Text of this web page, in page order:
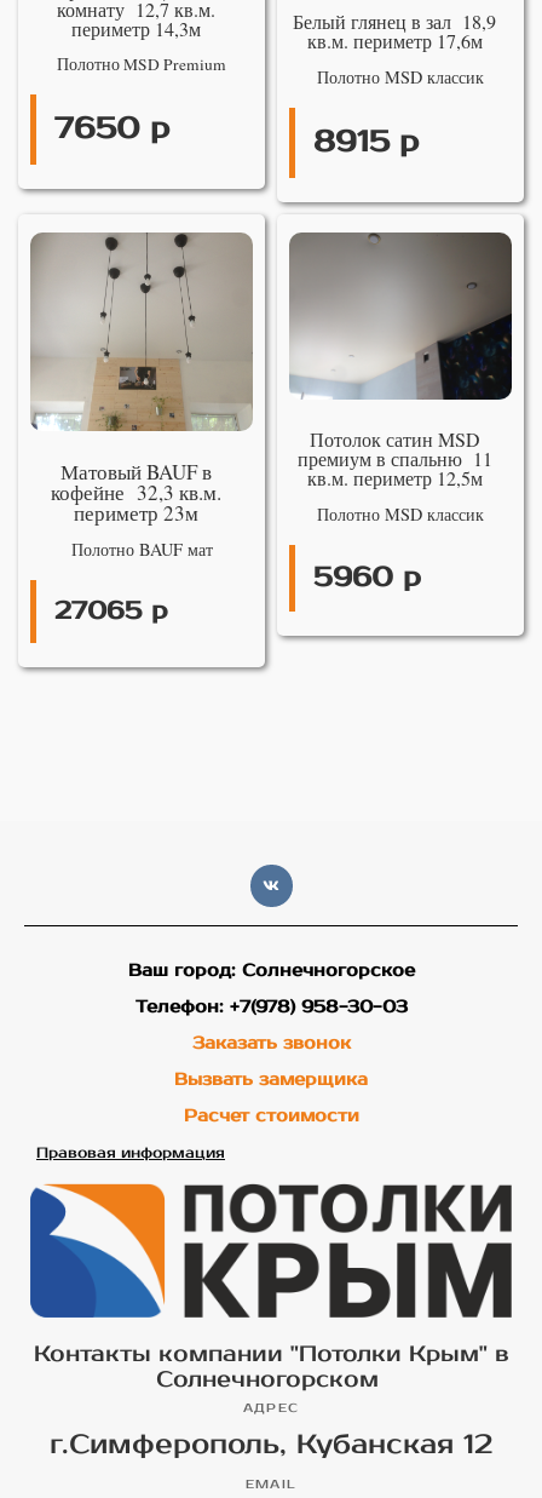
комнату 12,7 кв.м.
периметр 14,3м
Полотно MSD Premium
7650 р
Белый глянец в зал 18,9
кв.м. периметр 17,6м
Полотно MSD классик
8915 р
Матовый BAUF в
кофейне 32,3 кв.м.
периметр 23м
Полотно BAUF мат
27065 р
Потолок сатин MSD
премиум в спальню 11
кв.м. периметр 12,5м
Полотно MSD классик
5960 р
Ваш город: Солнечногорское
Телефон: +7(978) 958-30-03
Заказать звонок
Вызвать замерщика
Расчет стоимости
Правовая информация
Контакты компании "Потолки Крым" в
Солнечногорском
АДРЕС
г.Симферополь, Кубанская 12
EMAIL